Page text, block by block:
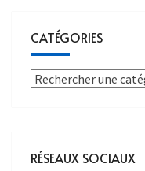
CATÉGORIES
RÉSEAUX SOCIAUX